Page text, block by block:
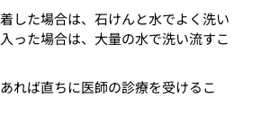
した場合は、石けんと水でよく洗い
った場合は、大量の水で洗い流すこ
れば直ちに医師の診療を受けるこ